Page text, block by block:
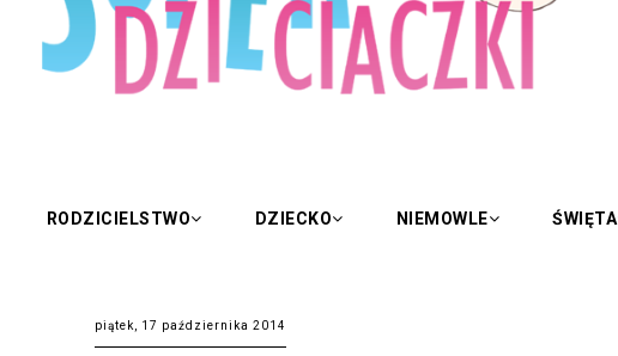
RODZICIELSTWO DZIECKO NIEMOWLE ŚWIĘTA
piątek, 17 października 2014